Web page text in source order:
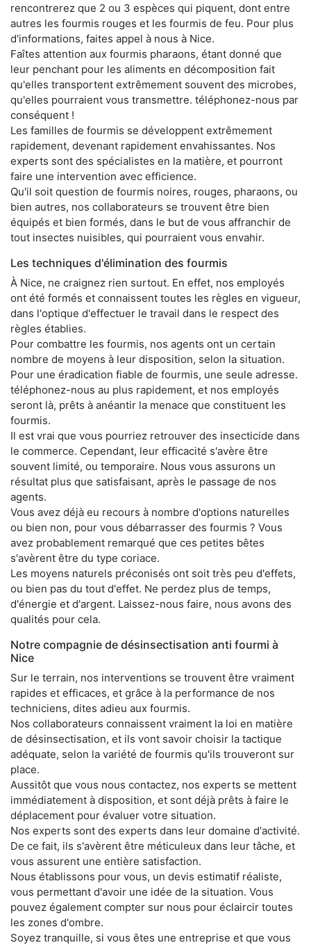
rencontrerez que 2 ou 3 espèces qui piquent, dont entre
autres les fourmis rouges et les fourmis de feu. Pour plus
d'informations, faites appel à nous à Nice.
Faîtes attention aux fourmis pharaons, étant donné que
leur penchant pour les aliments en décomposition fait
qu'elles transportent extrêmement souvent des microbes,
qu'elles pourraient vous transmettre. téléphonez-nous par
conséquent !
Les familles de fourmis se développent extrêmement
rapidement, devenant rapidement envahissantes. Nos
experts sont des spécialistes en la matière, et pourront
faire une intervention avec efficience.
Qu'il soit question de fourmis noires, rouges, pharaons, ou
bien autres, nos collaborateurs se trouvent être bien
équipés et bien formés, dans le but de vous affranchir de
tout insectes nuisibles, qui pourraient vous envahir.
Les techniques d'élimination des fourmis
À Nice, ne craignez rien surtout. En effet, nos employés
ont été formés et connaissent toutes les règles en vigueur,
dans l'optique d'effectuer le travail dans le respect des
règles établies.
Pour combattre les fourmis, nos agents ont un certain
nombre de moyens à leur disposition, selon la situation.
Pour une éradication fiable de fourmis, une seule adresse.
téléphonez-nous au plus rapidement, et nos employés
seront là, prêts à anéantir la menace que constituent les
fourmis.
Il est vrai que vous pourriez retrouver des insecticide dans
le commerce. Cependant, leur efficacité s'avère être
souvent limité, ou temporaire. Nous vous assurons un
résultat plus que satisfaisant, après le passage de nos
agents.
Vous avez déjà eu recours à nombre d'options naturelles
ou bien non, pour vous débarrasser des fourmis ? Vous
avez probablement remarqué que ces petites bêtes
s'avèrent être du type coriace.
Les moyens naturels préconisés ont soit très peu d'effets,
ou bien pas du tout d'effet. Ne perdez plus de temps,
d'énergie et d'argent. Laissez-nous faire, nous avons des
qualités pour cela.
Notre compagnie de désinsectisation anti fourmi à
Nice
Sur le terrain, nos interventions se trouvent être vraiment
rapides et efficaces, et grâce à la performance de nos
techniciens, dites adieu aux fourmis.
Nos collaborateurs connaissent vraiment la loi en matière
de désinsectisation, et ils vont savoir choisir la tactique
adéquate, selon la variété de fourmis qu'ils trouveront sur
place.
Aussitôt que vous nous contactez, nos experts se mettent
immédiatement à disposition, et sont déjà prêts à faire le
déplacement pour évaluer votre situation.
Nos experts sont des experts dans leur domaine d'activité.
De ce fait, ils s'avèrent être méticuleux dans leur tâche, et
vous assurent une entière satisfaction.
Nous établissons pour vous, un devis estimatif réaliste,
vous permettant d'avoir une idée de la situation. Vous
pouvez également compter sur nous pour éclaircir toutes
les zones d'ombre.
Soyez tranquille, si vous êtes une entreprise et que vous